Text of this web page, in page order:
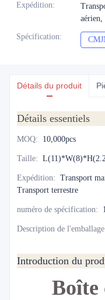
Expédition:
aérien,
Spécification:
Détails du produit
Détails essentiels
MOQ: 10,000pcs
Taille:
Expédition: Transport
Transport terrestre
numéro de spécification:
Description de l'emballage
Introduction du
Boîte